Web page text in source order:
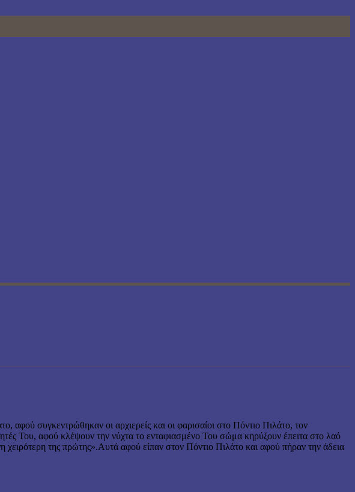
αφού συγκεντρώθηκαν οι αρχιερείς και οι φαρισαίοι στο Πόντιο Πιλάτο, τον
Του, αφού κλέψουν την νύχτα το ενταφιασμένο Του σώμα κηρύξουν έπειτα στο λαό
χειρότερη της πρώτης».Αυτά αφού είπαν στον Πόντιο Πιλάτο και αφού πήραν την άδεια